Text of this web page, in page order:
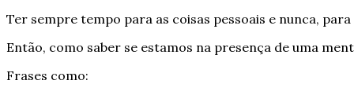
Ter sempre tempo para as coisas pessoais e nunca,
Então, como saber se estamos na presença de uma
Frases como: